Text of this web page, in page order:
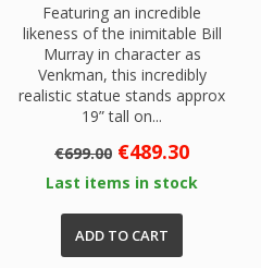
Featuring an incredible
likeness of the inimitable Bill
Murray in character as
Venkman, this incredibly
realistic statue stands approx
19” tall on...
Regular
€699.00 Price
€489.30
Last items in stock
ADD TO CART